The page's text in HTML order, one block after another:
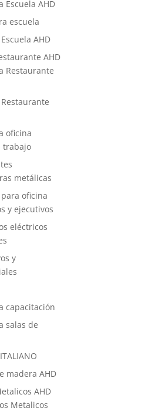
Escuela AHD
escuela
AHD
AHD
Restaurante
oficina
trabajo
metálicas
oficina
y ejecutivos
eléctricos
y
capacitación
salas de
madera AHD
AHD
Metalicos